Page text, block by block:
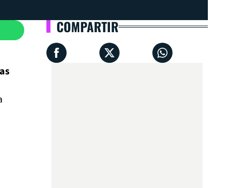
COMPARTIR